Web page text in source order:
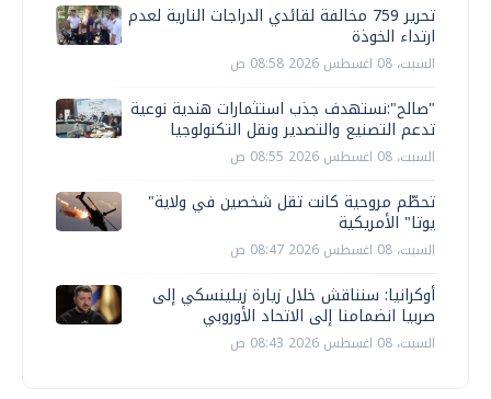
تحرير 759 مخالفة لقائدي الدراجات النارية لعدم
ارتداء الخوذة
السبت، 08 اغسطس 2026 08:58 ص
"صالح":نستهدف جذب استثمارات هندية نوعية
تدعم التصنيع والتصدير ونقل التكنولوجيا
السبت، 08 اغسطس 2026 08:55 ص
تحطّم مروحية كانت تقل شخصين في ولاية"
يوتا" الأمريكية
السبت، 08 اغسطس 2026 08:47 ص
أوكرانيا: سنناقش خلال زيارة زيلينسكي إلى
صربيا انضمامنا إلى الاتحاد الأوروبي
السبت، 08 اغسطس 2026 08:43 ص